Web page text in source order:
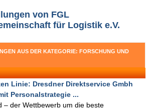
von FGL
für Logistik e.V.
AUS DER KATEGORIE: FORSCHUNG UND
Linie: Dresdner Direktservice Gmbh
Personalstrategie ...
– der Wettbewerb um die beste